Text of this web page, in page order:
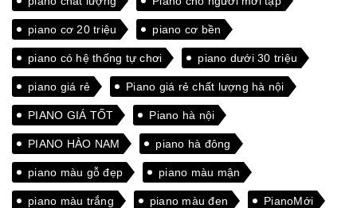
piano cơ 20 triệu piano cơ bền
piano có hệ thống tự chơi piano dưới 30 triệu
piano giá rẻ Piano giá rẻ chất lượng hà nội
PIANO GIÁ TỐT Piano hà nội
PIANO HÀO NAM piano hà đông
piano màu gỗ đẹp piano màu mận
piano màu trắng piano màu đen PianoMới